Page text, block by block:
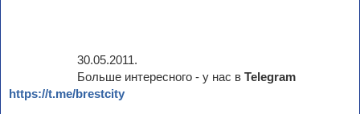
30.05.2011.
Больше интересного - у нас вTelegram
https://t.me/brestcity